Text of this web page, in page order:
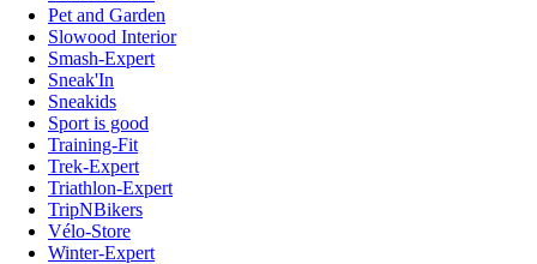
Pet and Garden
Slowood Interior
Smash-Expert
Sneak'In
Sneakids
Sport is good
Training-Fit
Trek-Expert
Triathlon-Expert
TripNBikers
Vélo-Store
Winter-Expert